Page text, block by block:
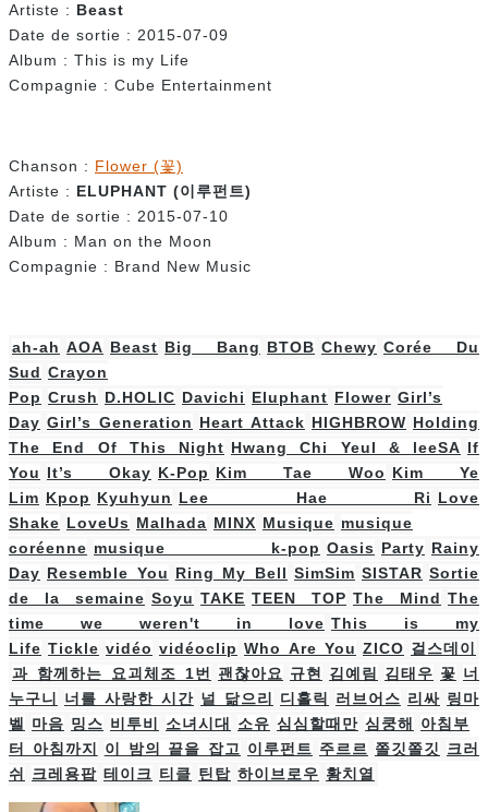
Artiste : Beast
Date de sortie : 2015-07-09
Album : This is my Life
Compagnie : Cube Entertainment
Chanson : Flower (꽃)
Artiste : ELUPHANT (이루펀트)
Date de sortie : 2015-07-10
Album : Man on the Moon
Compagnie : Brand New Music
ah-ah AOA Beast Big Bang BTOB Chewy Corée Du
Sud Crayon
Pop Crush D.HOLIC Davichi Eluphant Flower Girl’s
Day Girl’s Generation Heart Attack HIGHBROW Holding
The End Of This Night Hwang Chi Yeul & leeSA If
You It’s Okay K-Pop Kim Tae Woo Kim Ye
Lim Kpop Kyuhyun Lee Hae Ri Love
Shake LoveUs Malhada MINX Musique musique
coréenne musique k-pop Oasis Party Rainy
Day Resemble You Ring My Bell SimSim SISTAR Sortie
de la semaine Soyu TAKE TEEN TOP The Mind The
time we weren't in love This is my
Life Tickle vidéo vidéoclip Who Are You ZICO 걸스데이
과 함께하는 요괴체조 1번
괜찮아요 규현 김예림 김태우 꽃 너
누구니
너를 사랑한 시간 널 닮으리 디홀릭 러브어스 리싸 링마
벨
마음 밍스 비투비 소녀시대 소유 심심할때만 심쿵해
아침부
터 아침까지
이 밤의 끝을 잡고 이루펀트 주르르 쫄깃쫄깃 크러
쉬
크레용팝 테이크 티클 틴탑 하이브로우 황치열